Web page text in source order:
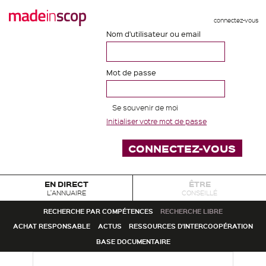
connectez-vous
Nom d'utilisateur ou email
Mot de passe
Se souvenir de moi
Initialiser votre mot de passe
EN DIRECT
L'ANNUAIRE
ÊTRE
CONSEILLÉ
RECHERCHE PAR COMPÉTENCES
RECHERCHE LIBRE
ACHAT RESPONSABLE
ACTUS
RESSOURCES D'INTERCOOPÉRATION
BASE DOCUMENTAIRE